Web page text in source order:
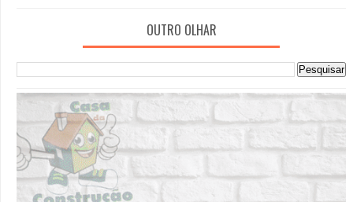
OUTRO OLHAR